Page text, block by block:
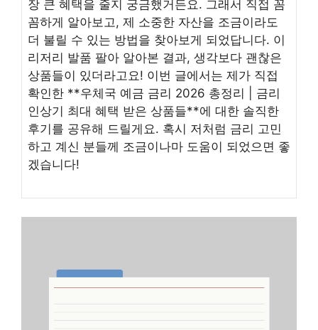
장 큰 혜택을 줄지 궁금했거든요. 그래서 직접 꼼
꼼하게 알아보고, 제 소중한 자산을 조금이라도
더 불릴 수 있는 방법을 찾아보게 되었답니다. 이
리저리 발품 팔아 알아본 결과, 생각보다 괜찮은
상품들이 있더라고요! 이번 글에서는 제가 직접
확인한 **우체국 예금 금리 2026 총정리 | 금리
인상기 최대 혜택 받은 상품들**에 대한 솔직한
후기를 공유해 드릴게요. 혹시 저처럼 금리 고민
하고 계신 분들께 조금이나마 도움이 되었으면 좋
겠습니다!